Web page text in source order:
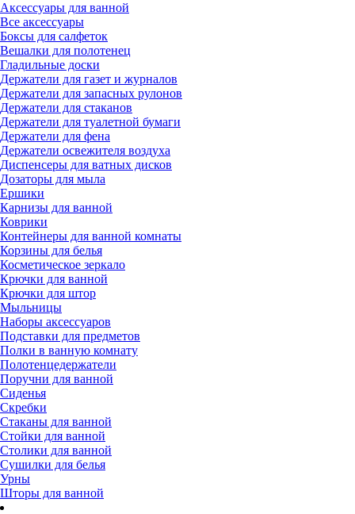
Аксессуары для ванной
Все аксессуары
Боксы для салфеток
Вешалки для полотенец
Гладильные доски
Держатели для газет и журналов
Держатели для запасных рулонов
Держатели для стаканов
Держатели для туалетной бумаги
Держатели для фена
Держатели освежителя воздуха
Диспенсеры для ватных дисков
Дозаторы для мыла
Ершики
Карнизы для ванной
Коврики
Контейнеры для ванной комнаты
Корзины для белья
Косметическое зеркало
Крючки для ванной
Крючки для штор
Мыльницы
Наборы аксессуаров
Подставки для предметов
Полки в ванную комнату
Полотенцедержатели
Поручни для ванной
Сиденья
Скребки
Стаканы для ванной
Стойки для ванной
Столики для ванной
Сушилки для белья
Урны
Шторы для ванной